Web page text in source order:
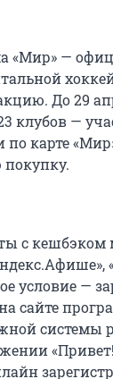
«Мир» —
До 29
клубов —
карте
с кешбэком
условие —
сайте
системы